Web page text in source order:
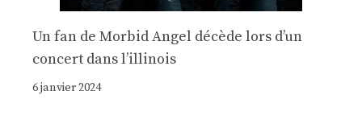
Un fan de Morbid Angel décède lors d’un
concert dans l’illinois
6 janvier 2024